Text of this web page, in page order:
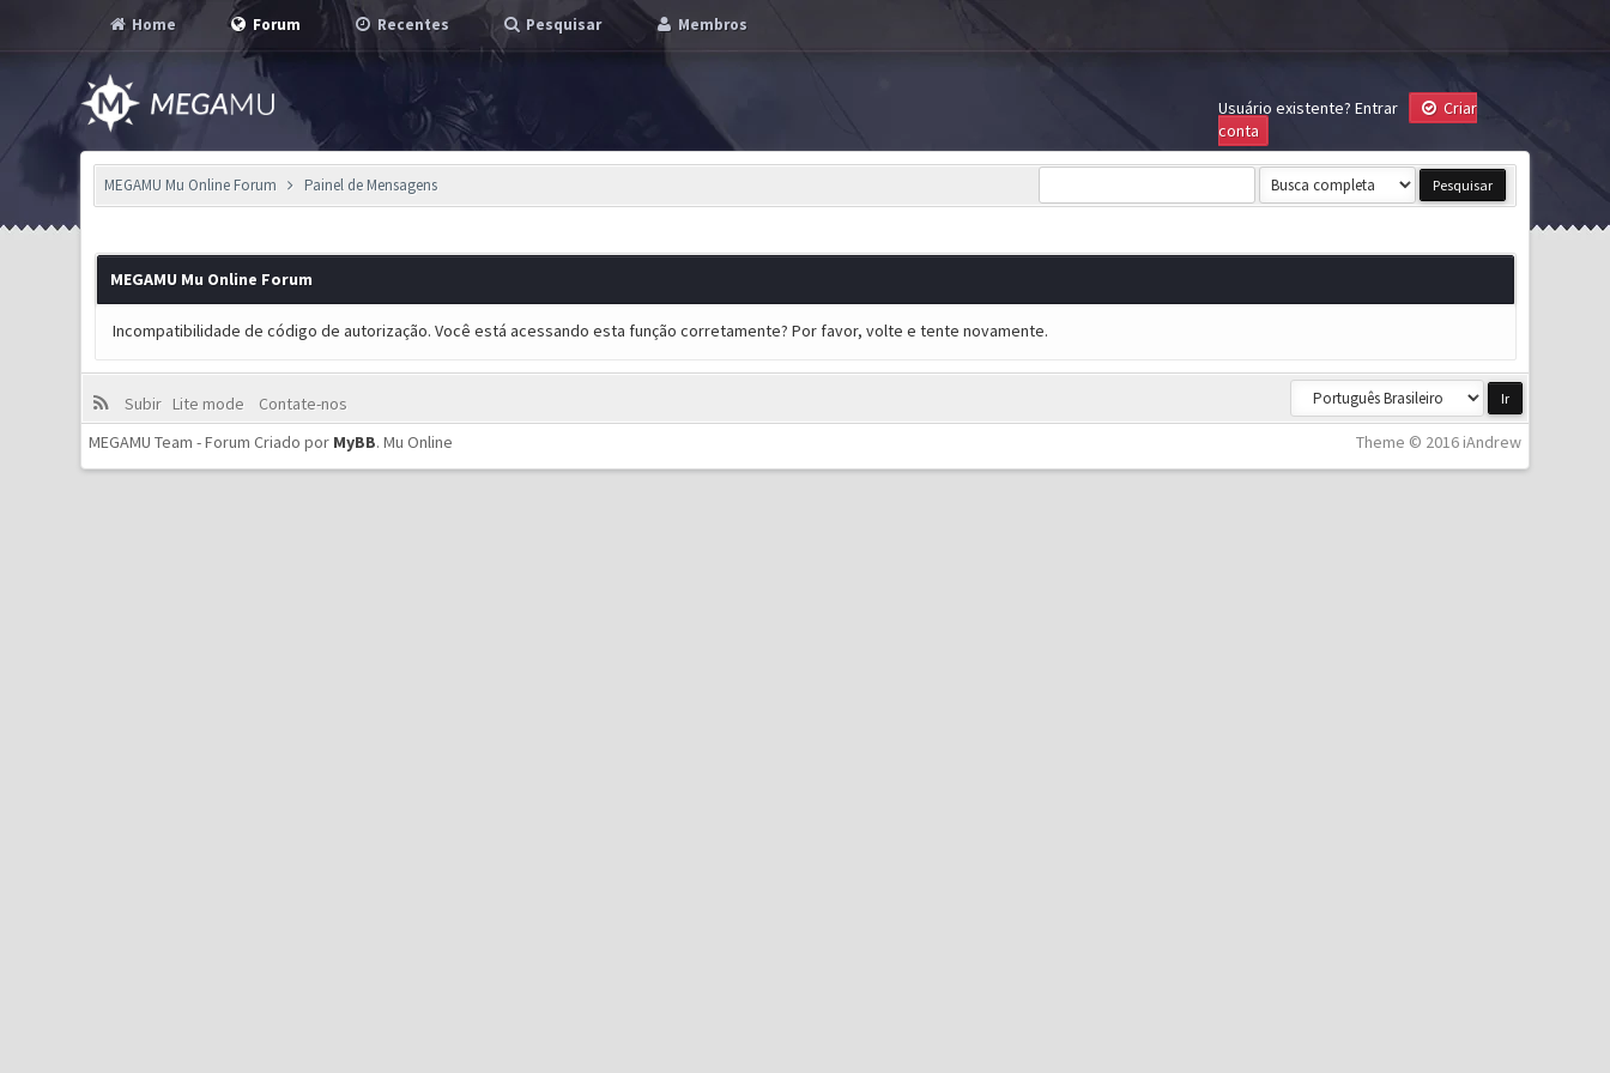
Home Forum Recentes Pesquisar Membros
Usuário existente? Entrar
Criar
conta
MEGAMU Mu Online Forum Painel de Mensagens
MEGAMU Mu Online Forum
Incompatibilidade de código de autorização. Você está acessando esta função corretamente? Por favor, volte e tente novamente.
Subir Lite mode
Contate-nos
Theme © 2016 iAndrew
MEGAMU Team - Forum Criado por MyBB.Mu Online